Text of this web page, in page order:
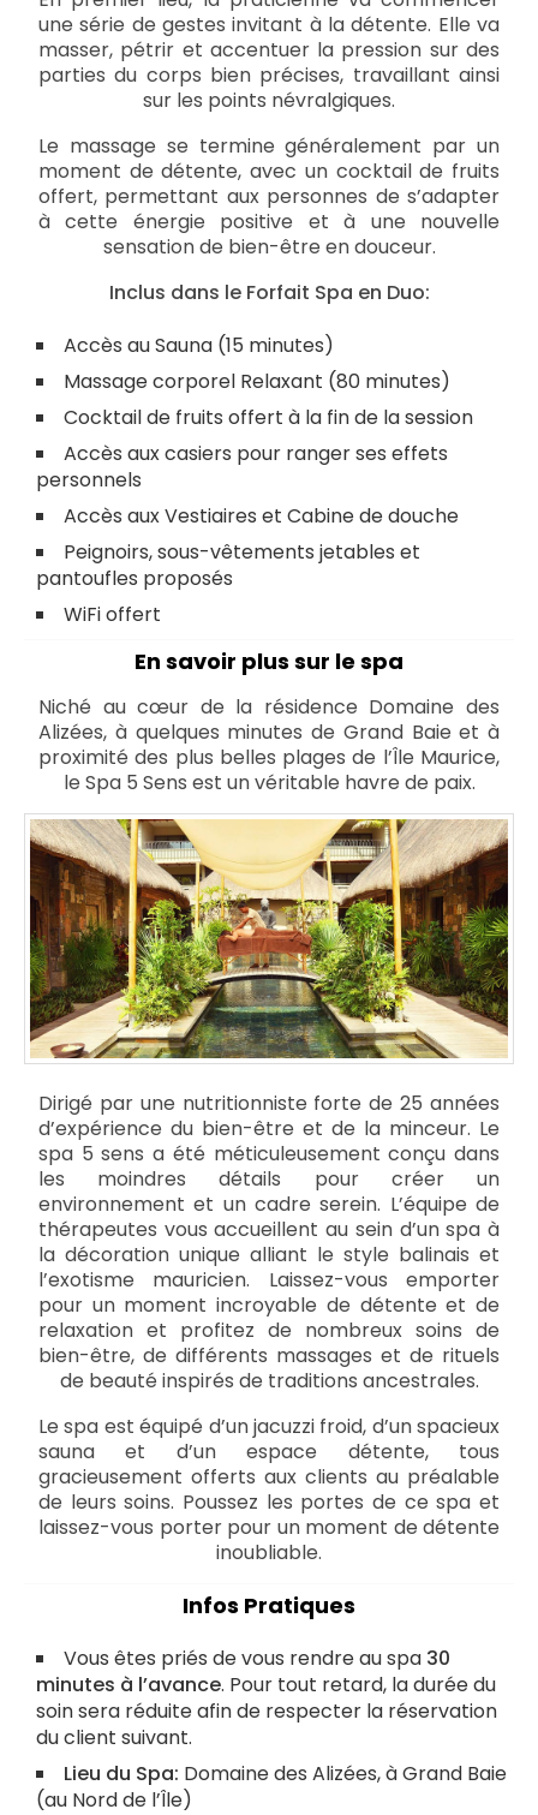
une série de gestes invitant à la détente. Elle va
masser, pétrir et accentuer la pression sur des
parties du corps bien précises, travaillant ainsi
sur les points névralgiques.
Le massage se termine généralement par un
moment de détente, avec un cocktail de fruits
offert, permettant aux personnes de s’adapter
à cette énergie positive et à une nouvelle
sensation de bien-être en douceur.
Inclus dans le Forfait Spa en Duo:
Accès au Sauna (15 minutes)
Massage corporel Relaxant (80 minutes)
Cocktail de fruits offert à la fin de la session
Accès aux casiers pour ranger ses effets
personnels
Accès aux Vestiaires et Cabine de douche
Peignoirs, sous-vêtements jetables et
pantoufles proposés
WiFi offert
En savoir plus sur le spa
Niché au cœur de la résidence Domaine des
Alizées, à quelques minutes de Grand Baie et à
proximité des plus belles plages de l’Île Maurice,
le Spa 5 Sens est un véritable havre de paix.
Dirigé par une nutritionniste forte de 25 années
d’expérience du bien-être et de la minceur. Le
spa 5 sens a été méticuleusement conçu dans
les moindres détails pour créer un
environnement et un cadre serein. L’équipe de
thérapeutes vous accueillent au sein d’un spa à
la décoration unique alliant le style balinais et
l’exotisme mauricien. Laissez-vous emporter
pour un moment incroyable de détente et de
relaxation et profitez de nombreux soins de
bien-être, de différents massages et de rituels
de beauté inspirés de traditions ancestrales.
Le spa est équipé d’un jacuzzi froid, d’un spacieux
sauna et d’un espace détente, tous
gracieusement offerts aux clients au préalable
de leurs soins. Poussez les portes de ce spa et
laissez-vous porter pour un moment de détente
inoubliable.
Infos Pratiques
Vous êtes priés de vous rendre au spa 30
minutes à l’avance. Pour tout retard, la durée du
soin sera réduite afin de respecter la réservation
du client suivant.
Lieu du Spa: Domaine des Alizées, à Grand Baie
(au Nord de l’Île)